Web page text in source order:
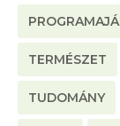
TERMÉSZET
TUDOMÁNY